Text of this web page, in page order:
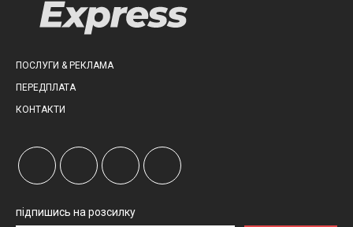
ПОСЛУГИ & РЕКЛАМА
ПЕРЕДПЛАТА
КОНТАКТИ
підпишись на розсилку